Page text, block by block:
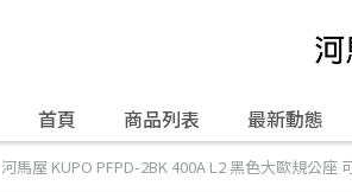
首頁 商品列表 最新動態
河馬屋 KUPO PFPD-2BK 400A L2 黑色大歐規公座